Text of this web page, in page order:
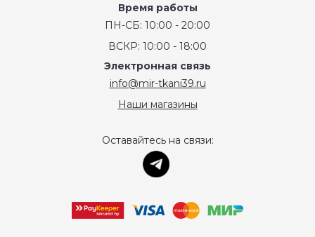
Время работы
ПН-СБ: 10:00 - 20:00
ВСКР: 10:00 - 18:00
Электронная связь
info@mir-tkani39.ru
Наши магазины
Оставайтесь на связи: